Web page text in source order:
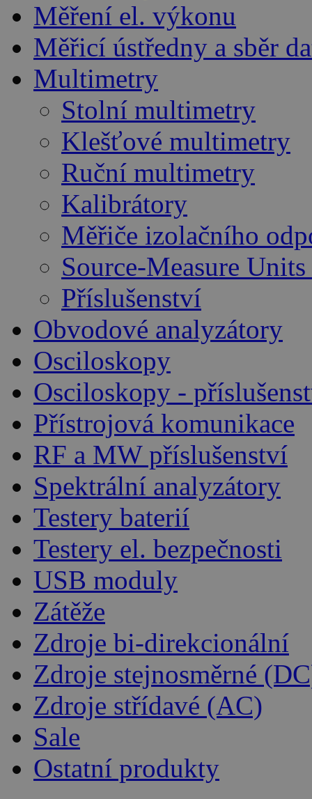
Měření el. výkonu
Měřicí ústředny a sběr
Multimetry
Stolní multimetry
Klešťové multimetry
Ruční multimetry
Kalibrátory
Měřiče izolačního
Source-Measure
Příslušenství
Obvodové analyzátory
Osciloskopy
Osciloskopy -
Přístrojová komunikace
RF a MW příslušenství
Spektrální analyzátory
Testery baterií
Testery el. bezpečnosti
USB moduly
Zátěže
Zdroje bi-direkcionální
Zdroje stejnosměrné
Zdroje střídavé (AC)
Sale
Ostatní produkty